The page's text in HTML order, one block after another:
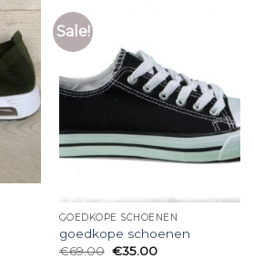
Sale!
GOEDKOPE SCHOENEN
goedkope schoenen
€69.00 €35.00